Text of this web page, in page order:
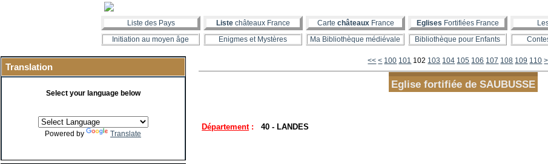
Liste des Pays Liste châteaux France Carte châteauxFrance Eglises Fortifiées France
Initiation au moyen âge
Enigmes et Mystères Ma Bibliothèque médiévale Bibliothèque pour Enfants
Translation
Select your language below
Powered by Translate
<< < 100 101 102 103 104 105 106 107 108 109 110 >
Eglise fortifiée de SAUBUSSE
Département: 40 - LANDES